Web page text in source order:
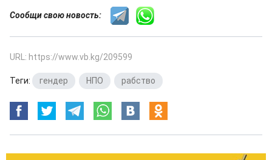
Сообщи свою новость:
URL: https://www.vb.kg/209599
Теги: гендер НПО рабство